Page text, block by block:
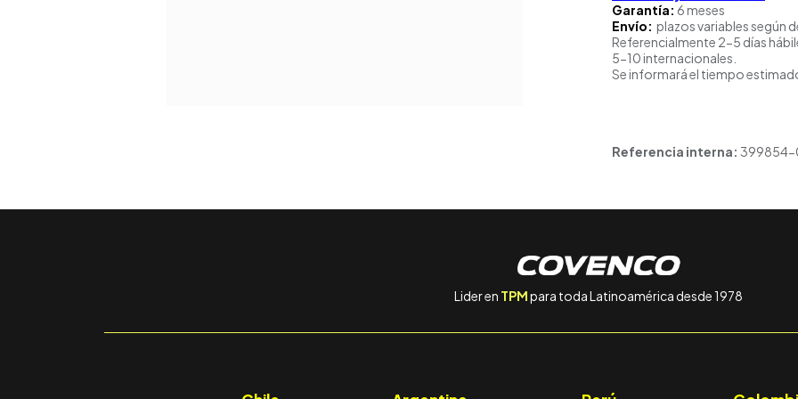
Garantía: 6 meses
Envío: plazos variables según
Referencialmente 2-5 días
5-10 internacionales.
Se informará el tiempo
Referencia interna: 399854-
Lider en TPMpara toda Latinoamérica desde 1978